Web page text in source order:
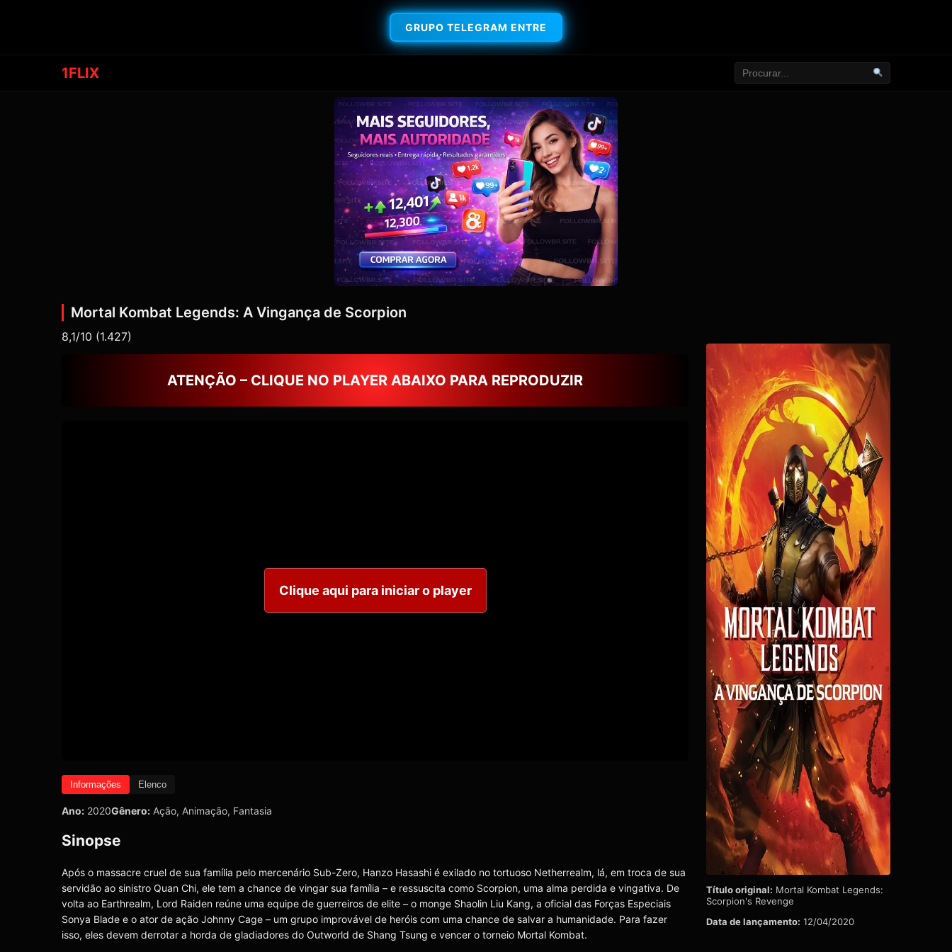
GRUPO TELEGRAM ENTRE
1FLIX
Mortal Kombat Legends: A Vingança de Scorpion
8,1/10 (1.427)
ATENÇÃO – CLIQUE NO PLAYER ABAIXO PARA REPRODUZIR
Clique aqui para iniciar o player
Informações Elenco
Ano: 2020Gênero: Ação, Animação, Fantasia
Sinopse
Após o massacre cruel de sua família pelo mercenário Sub-Zero, Hanzo Hasashi é exilado no tortuoso Netherrealm, lá, em troca de sua
servidão ao sinistro Quan Chi, ele tem a chance de vingar sua família – e ressuscita como Scorpion, uma alma perdida e vingativa. De
volta ao Earthrealm, Lord Raiden reúne uma equipe de guerreiros de elite – o monge Shaolin Liu Kang, a oficial das Forças Especiais
Sonya Blade e o ator de ação Johnny Cage – um grupo improvável de heróis com uma chance de salvar a humanidade. Para fazer
isso, eles devem derrotar a horda de gladiadores do Outworld de Shang Tsung e vencer o torneio Mortal Kombat.
Título original: Mortal Kombat Legends:
Scorpion's Revenge
Data de lançamento: 12/04/2020